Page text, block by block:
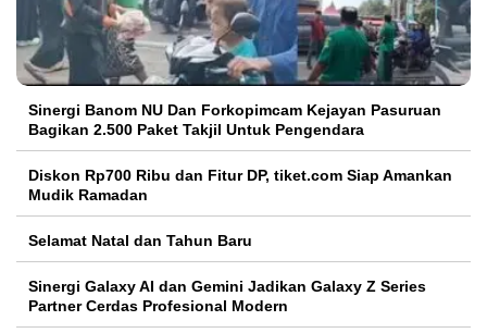
Sinergi Banom NU Dan Forkopimcam Kejayan Pasuruan
Bagikan 2.500 Paket Takjil Untuk Pengendara
Diskon Rp700 Ribu dan Fitur DP, tiket.com Siap Amankan
Mudik Ramadan
Selamat Natal dan Tahun Baru
Sinergi Galaxy AI dan Gemini Jadikan Galaxy Z Series
Partner Cerdas Profesional Modern